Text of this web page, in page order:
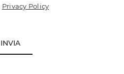
Privacy Policy
INVIA